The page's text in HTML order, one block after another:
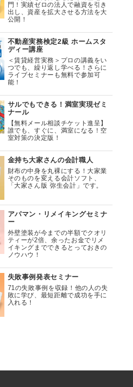
門！実績ゼロの法人で融資を引き
出し、資産を拡大させる方法を大
公開！
不動産実務検定2級 ホームスタ
ディー講座
＜賃貸経営実務＞プロの講義をい
つでも、繰り返し学べる！さらに
ライブセミナーも無料で参加可
能！
サルでもできる！満室実現ゼミ
ナール
【無料メール相談チケット進呈】
誰でも、すぐに、満室になる！空
室対策の決定版！
金持ち大家さんの会計職人
財布の中身を丸裸にする！大家業
そのものを変える会計ソフト、
「大家さん版 弥生会計」です。
アパマン・リメイキングセミナ
ー
外壁塗装が今までの半額でクオリ
ティーが2倍、余ったお金でリメ
イキングまでできるとっておきの
ノウハウ！
失敗事例発表セミナー
71の失敗事例を収録！他の人の失
敗に学び、最短距離で成功を手に
入れる！